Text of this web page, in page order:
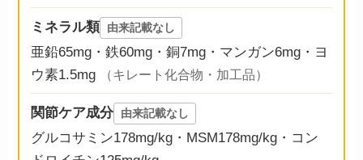
ミネラル類 由来記載なし
亜鉛65mg・鉄60mg・銅7mg・マンガン6mg・ヨ
ウ素1.5mg
（キレート化合物・加工品）
関節ケア成分 由来記載なし
グルコサミン178mg/kg・MSM178mg/kg・コン